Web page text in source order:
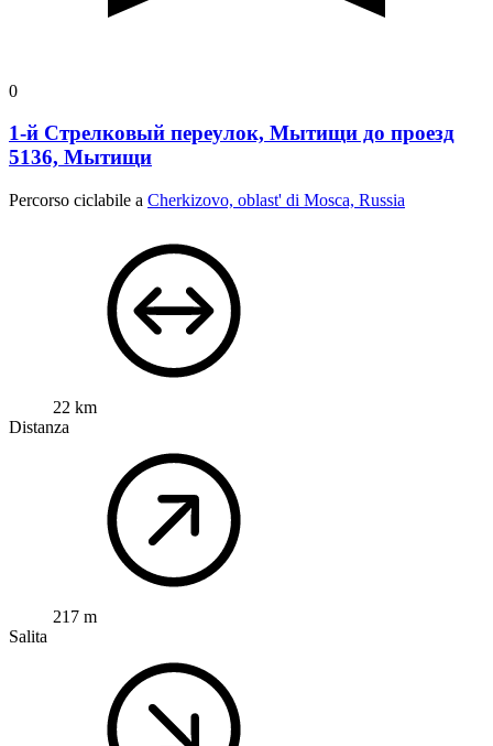
0
1-й Стрелковый переулок, Мытищи до проезд
5136, Мытищи
Percorso ciclabile a Cherkizovo, oblast' di Mosca, Russia
22 km
Distanza
217 m
Salita